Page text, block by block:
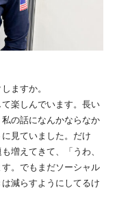
ますか。
楽しんでいます。長い
の話になんかならなか
見ていました。だけ
増えてきて、「うわ、
。でもまだソーシャル
減らすようにしてるけ